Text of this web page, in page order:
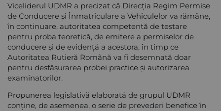
Viceliderul UDMR a precizat că Direcția Regim Permise
de Conducere și Înmatriculare a Vehiculelor va rămâne,
în continuare, autoritatea competentă de testare
pentru proba teoretică, de emitere a permiselor de
conducere și de evidență a acestora, în timp ce
Autoritatea Rutieră Română va fi desemnată doar
pentru desfășurarea probei practice și autorizarea
examinatorilor.
Propunerea legislativă elaborată de grupul UDMR
conține, de asemenea, o serie de prevederi benefice în